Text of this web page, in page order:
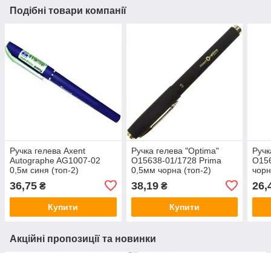
Подібні товари компанії
Ручка гелева Axent
Autographe AG1007-02
0,5м синя (топ-2)
36,75 ₴
Купити
Ручка гелева "Optima"
O15638-01/1728 Prima
0,5мм чорна (топ-2)
38,19₴
Купити
Акційні пропозиції та новинки